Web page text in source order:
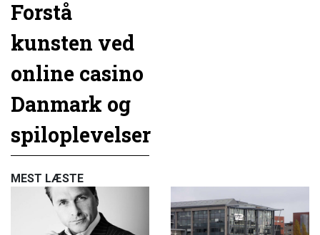
Forstå
kunsten ved
online casino
Danmark og
spiloplevelser
MEST LÆSTE